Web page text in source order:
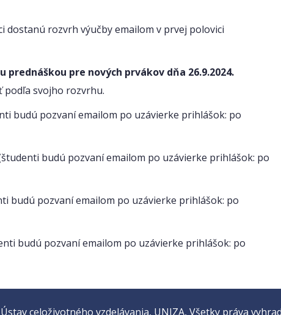
dostanú rozvrh výučby emailom v prvej polovici
prednáškou pre nových prvákov dňa 26.9.2024.
podľa svojho rozvrhu.
budú pozvaní emailom po uzávierke prihlášok: po
budú pozvaní emailom po uzávierke prihlášok: po
budú pozvaní emailom po uzávierke prihlášok: po
budú pozvaní emailom po uzávierke prihlášok: po
celoživotného vzdelávania, UNIZA, Všetky práva